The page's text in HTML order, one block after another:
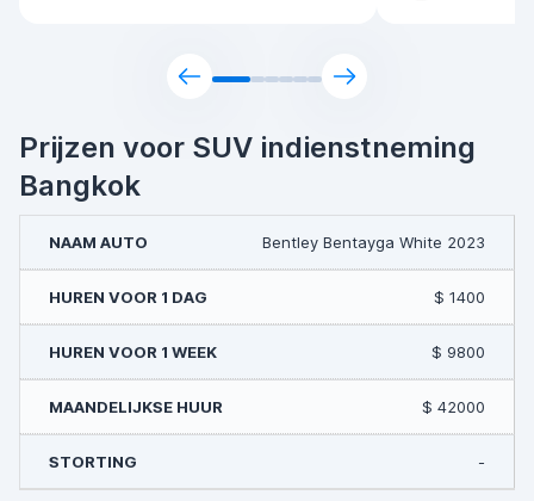
Prijzen voor SUV indienstneming
Bangkok
Bentley Bentayga White 2023
$ 1400
$ 9800
$ 42000
-